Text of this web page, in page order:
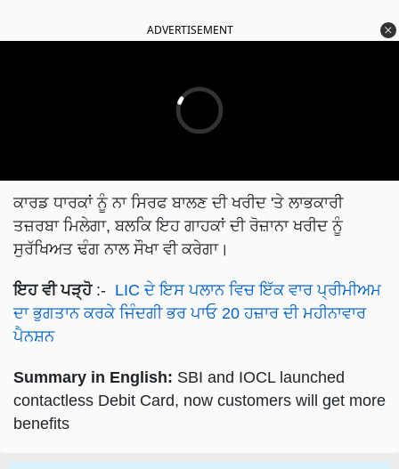
ADVERTISEMENT
ਕਾਰਡ ਧਾਰਕਾਂ ਨੂੰ ਨਾ ਸਿਰਫ ਬਾਲਣ ਦੀ ਖਰੀਦ 'ਤੇ ਲਾਭਕਾਰੀ
ਤਜ਼ਰਬਾ ਮਿਲੇਗਾ, ਬਲਕਿ ਇਹ ਗਾਹਕਾਂ ਦੀ ਰੋਜ਼ਾਨਾ ਖਰੀਦ ਨੂੰ
ਸੁਰੱਖਿਅਤ ਢੰਗ ਨਾਲ ਸੌਖਾ ਵੀ ਕਰੇਗਾ।
ਇਹ ਵੀ ਪੜ੍ਹੋ:- LIC ਦੇ ਇਸ ਪਲਾਨ ਵਿਚ ਇੱਕ ਵਾਰ ਪ੍ਰੀਮੀਅਮ
ਦਾ ਭੁਗਤਾਨ ਕਰਕੇ ਜਿੰਦਗੀ ਭਰ ਪਾਓ 20 ਹਜ਼ਾਰ ਦੀ ਮਹੀਨਾਵਾਰ
ਪੈਨਸ਼ਨ
Summary in English: SBI and IOCL launched
contactless Debit Card, now customers will get more
benefits